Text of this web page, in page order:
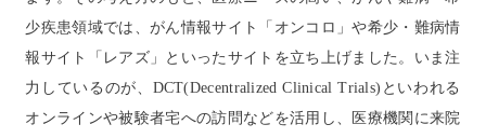
少疾患領域では、がん情報サイト「オンコロ」や希少・難病情
報サイト「レアズ」といったサイトを立ち上げました。いま注
力しているのが、DCT(Decentralized Clinical Trials)といわれる
オンラインや被験者宅への訪問などを活用し、医療機関に来院